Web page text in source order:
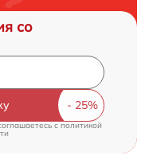
со
cполитикой